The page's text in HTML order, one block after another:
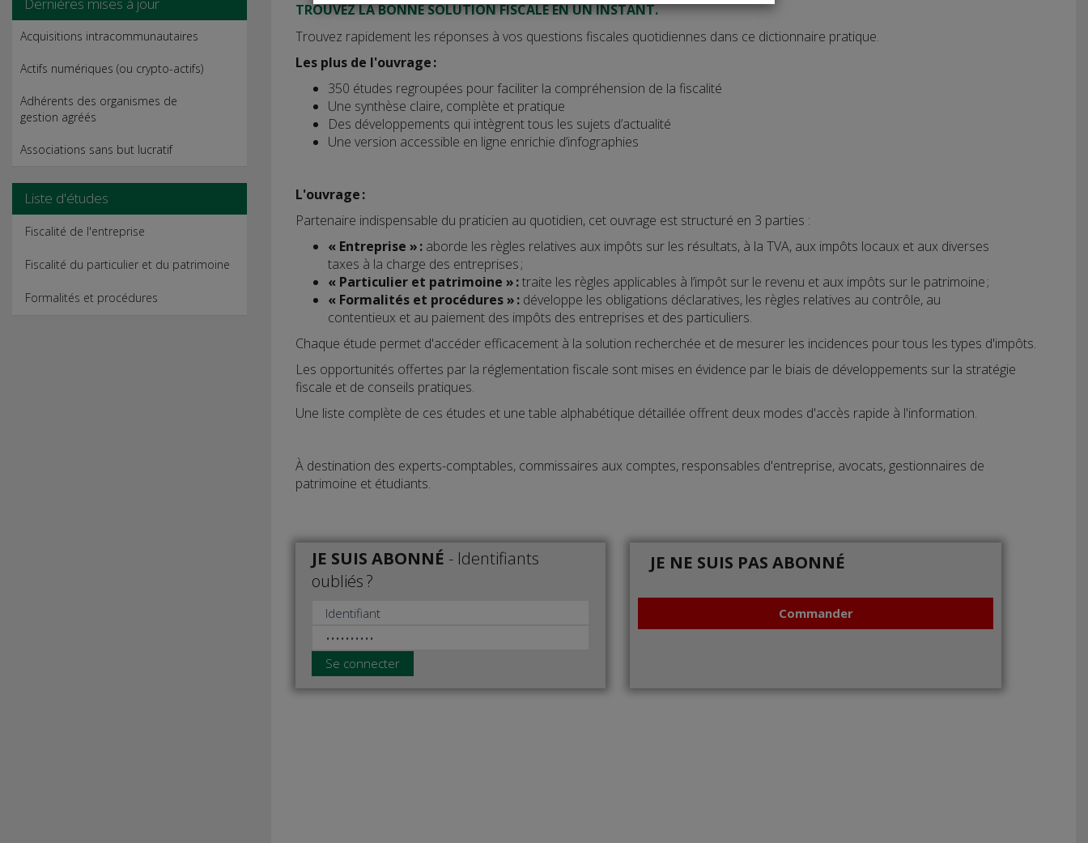
Acquisitions intracommunautaires
Actifs numériques (ou crypto-actifs)
Adhérents des organismes de
gestion agréés
Associations sans but lucratif
Liste d'études
Fiscalité de l'entreprise
Fiscalité du particulier et du patrimoine
Formalités et procédures
TROUVEZ LA BONNE SOLUTION FISCALE EN UN INSTANT.
Trouvez rapidement les réponses à vos questions fiscales quotidiennes dans ce dictionnaire pratique.
Les plus de l'ouvrage :
350 études regroupées pour faciliter la compréhension de la fiscalité
Une synthèse claire, complète et pratique
Des développements qui intègrent tous les sujets d’actualité
Une version accessible en ligne enrichie d’infographies
L'ouvrage :
Partenaire indispensable du praticien au quotidien, cet ouvrage est structuré en 3 parties :
« Entreprise » : aborde les règles relatives aux impôts sur les résultats, à la TVA, aux impôts locaux et aux diverses
taxes à la charge des entreprises ;
« Particulier et patrimoine » :traite les règles applicables à l’impôt sur le revenu et aux impôts sur le patrimoine ;
« Formalités et procédures » : développe les obligations déclaratives, les règles relatives au contrôle, au
contentieux et au paiement des impôts des entreprises et des particuliers.
Chaque étude permet d'accéder efficacement à la solution recherchée et de mesurer les incidences pour tous les types d'impôts.
Les opportunités offertes par la réglementation fiscale sont mises en évidence par le biais de développements sur la stratégie
fiscale et de conseils pratiques.
Une liste complète de ces études et une table alphabétique détaillée offrent deux modes d'accès rapide à l'information.
À destination des experts-comptables, commissaires aux comptes, responsables d'entreprise, avocats, gestionnaires de
patrimoine et étudiants.
JE SUIS ABONNÉ - Identifiants
oubliés ?
Se connecter
JE NE SUIS PAS ABONNÉ
Commander